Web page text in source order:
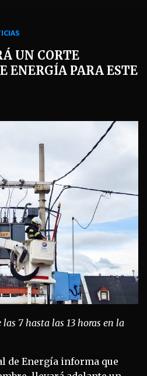
UN CORTE
ENERGÍA PARA ESTE
7 hasta las 13 horas en la
de Energía informa que